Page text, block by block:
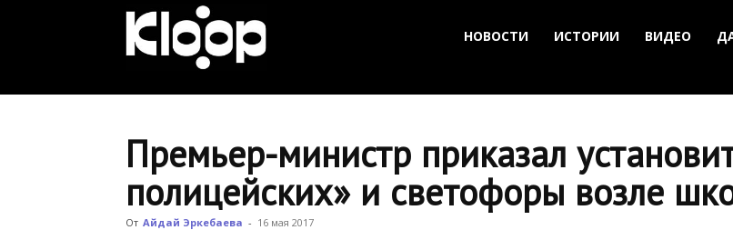
Новости
НОВОСТИ ИСТОРИИ ВИДЕО
Премьер-министр приказал
полицейских» и светофоры возле
От Айдай Эркебаева - 16 мая 2017